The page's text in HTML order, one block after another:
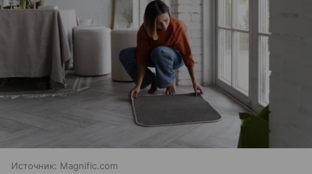
Источник: Magnific.com